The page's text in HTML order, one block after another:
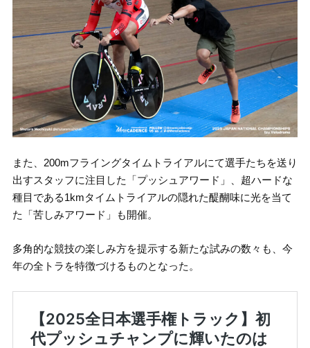
また、200mフライングタイムトライアルにて選手たちを送り
出すスタッフに注目した「プッシュアワード」、超ハードな
種目である1kmタイムトライアルの隠れた醍醐味に光を当て
た「苦しみアワード」も開催。
多角的な競技の楽しみ方を提示する新たな試みの数々も、今
年の全トラを特徴づけるものとなった。